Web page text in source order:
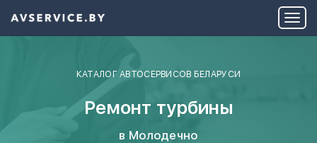
КАТАЛОГ АВТОСЕРВИСОВ БЕЛАРУСИ
Ремонт турбины
в Молодечно